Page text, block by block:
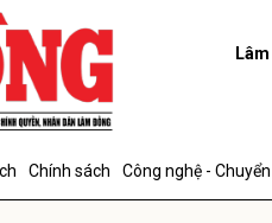
Chính sách Công nghệ -